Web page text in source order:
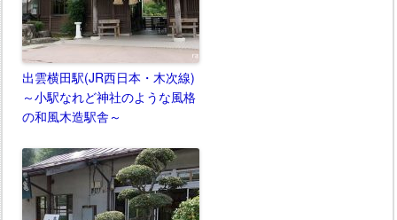
出雲横田駅(JR西日本・木次線)
～小駅なれど神社のような風格
の和風木造駅舎～